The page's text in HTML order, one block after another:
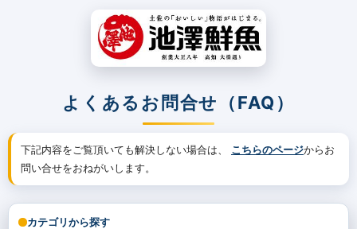
よくあるお問合せ（FAQ）
下記内容をご覧頂いても解決しない場合は、 こちらのページからお
問い合せをおねがいします。
カテゴリから探す